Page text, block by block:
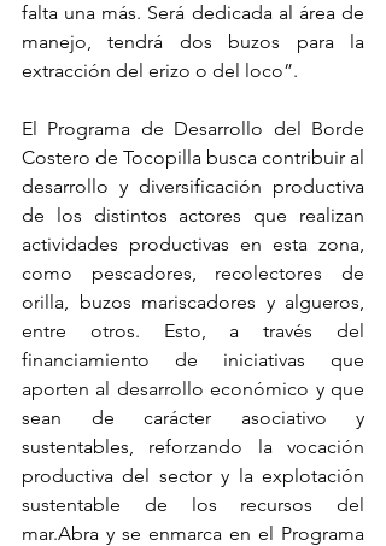
falta una más. Será dedicada al área de
manejo, tendrá dos buzos para la
extracción del erizo o del loco”.
El Programa de Desarrollo del Borde
Costero de Tocopilla busca contribuir al
desarrollo y diversificación productiva
de los distintos actores que realizan
actividades productivas en esta zona,
como pescadores, recolectores de
orilla, buzos mariscadores y algueros,
entre otros. Esto, a través del
financiamiento de iniciativas que
aporten al desarrollo económico y que
sean de carácter asociativo y
sustentables, reforzando la vocación
productiva del sector y la explotación
sustentable de los recursos del
mar.Abra y se enmarca en el Programa